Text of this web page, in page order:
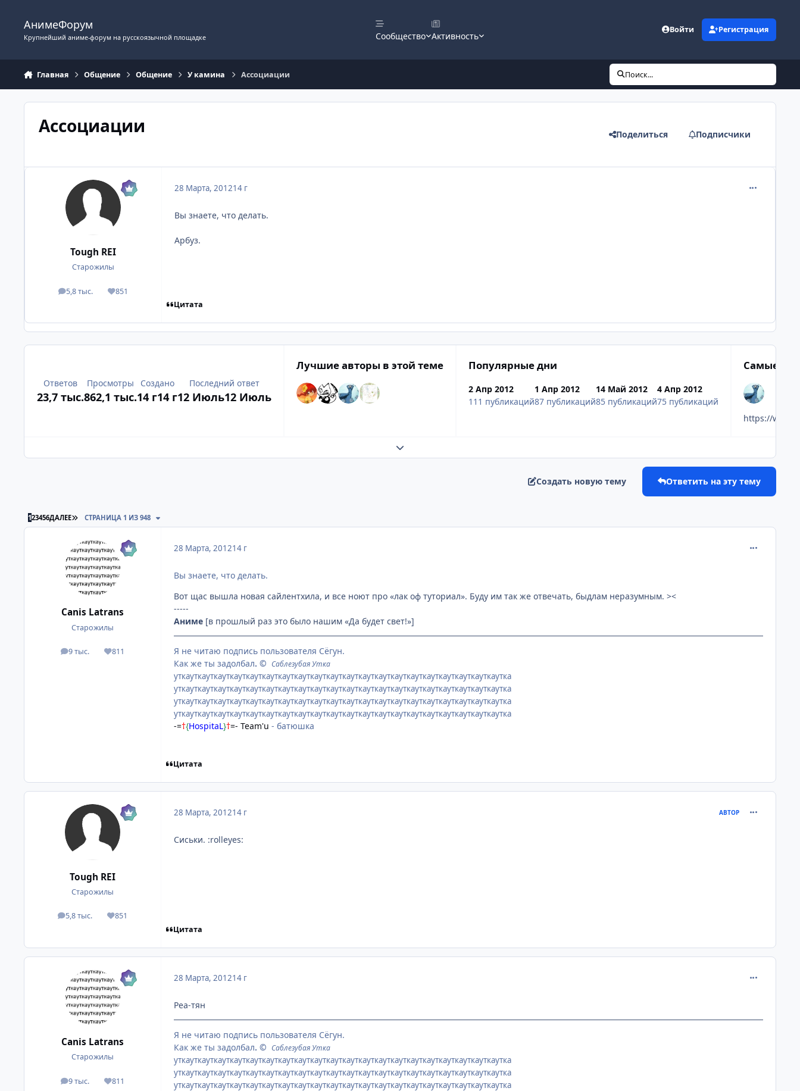
АнимеФорум
Крупнейший аниме-форум на русскоязычной площадке Сообщество Активность
Войти Регистрация
Главная Общение Общение У камина Ассоциации Поиск...
Ассоциации Поделиться Подписчики
Tough REI
Старожилы
5,8 тыс.
посты 851
Репутация
28 Марта, 201214 г
Вы знаете, что делать.
Арбуз.
Цитата
Ответов
23,7 тыс.
Просмотры
862,1 тыс.
Создано
14 г14 г
Последний ответ
12 Июль12 Июль
Лучшие авторы в этой теме Популярные дни
2 Апр 2012
111 публикаций
1 Апр 2012
87 публикаций
14 Май 2012
85 публикаций
4 Апр 2012
75 публикаций
Самые
https://
Развернуть обзор темы
Создать новую тему Ответить на эту тему
123456ДАЛЕЕ ПОСЛЕДНЯЯ СТРАНИЦА
СТРАНИЦА 1 ИЗ 948
Canis Latrans
Старожилы
9 тыс.
посты 811
Репутация
28 Марта, 201214 г
Вы знаете, что делать.
Вот щас вышла новая сайлентхила, и все ноют про «лак оф туториал». Буду им так же отвечать, быдлам неразумным. ><
-----
Аниме [в прошлый раз это было нашим «Да будет свет!»]
Я не читаю подпись пользователя Сёгун.
Как же ты задолбал. © Саблезубая Утка
уткауткауткауткауткауткауткауткауткауткауткауткауткауткауткауткауткауткауткауткаутка
уткауткауткауткауткауткауткауткауткауткауткауткауткауткауткауткауткауткауткауткаутка
уткауткауткауткауткауткауткауткауткауткауткауткауткауткауткауткауткауткауткауткаутка
уткауткауткауткауткауткауткауткауткауткауткауткауткауткауткауткауткауткауткауткаутка
-=†{HospitaL}†=- Team'u - батюшка
Цитата
Tough REI
Старожилы
5,8 тыс.
посты 851
Репутация
28 Марта, 201214 г АВТОР
Сиськи. :rolleyes:
Цитата
Canis Latrans
Старожилы
9 тыс.
посты 811
Репутация
28 Марта, 201214 г
Реа-тян
Я не читаю подпись пользователя Сёгун.
Как же ты задолбал. © Саблезубая Утка
уткауткауткауткауткауткауткауткауткауткауткауткауткауткауткауткауткауткауткауткаутка
уткауткауткауткауткауткауткауткауткауткауткауткауткауткауткауткауткауткауткауткаутка
уткауткауткауткауткауткауткауткауткауткауткауткауткауткауткауткауткауткауткауткаутка